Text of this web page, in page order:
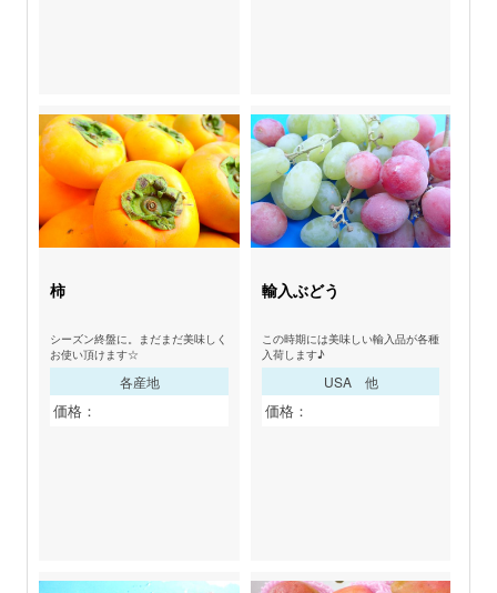
柿
シーズン終盤に。まだまだ美味しく
お使い頂けます☆
各産地
価格：
輸入ぶどう
この時期には美味しい輸入品が各種
入荷します♪
USA 他
価格：